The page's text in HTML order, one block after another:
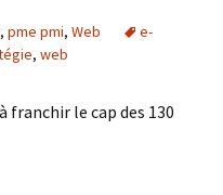
, pme pmi, Web
e-
, web
franchir le cap des 130